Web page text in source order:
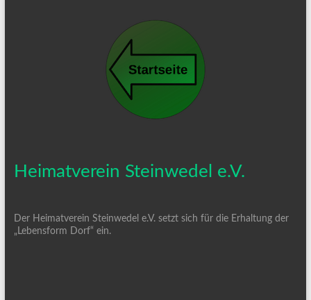
Heimatverein Steinwedel e.V.
Der Heimatverein Steinwedel e.V. setzt sich für die Erhaltung der
„Lebensform Dorf“ ein.